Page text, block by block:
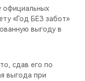
официальных
«Год БЕЗ забот»
выгоду в
сдав его по
выгода при